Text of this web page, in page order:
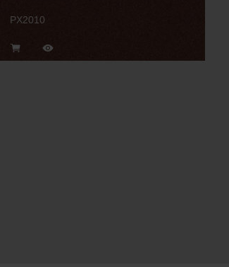
PX2010